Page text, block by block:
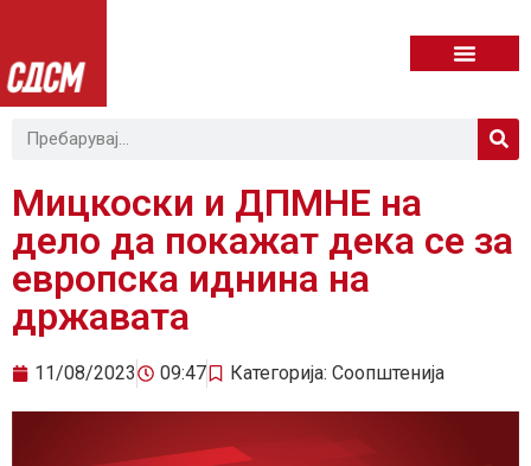
Мицкоски и ДПМНЕ на
дело да покажат дека се за
европска иднина на
државата
11/08/2023 09:47 Категорија: Соопштенија